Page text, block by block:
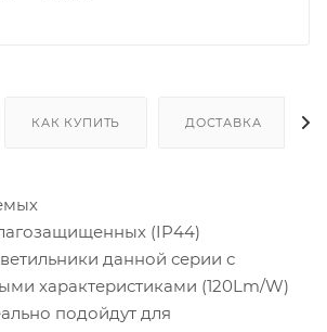
КАК КУПИТЬ ДОСТАВКА
(IP44)
данной серии с
характеристиками (120Lm/W)
подойдут для